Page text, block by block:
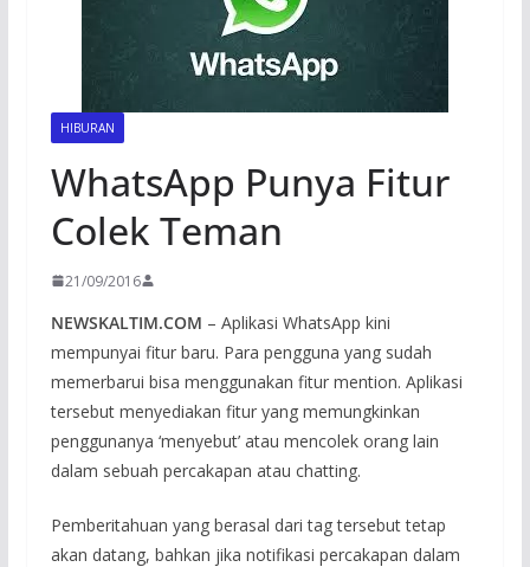
HIBURAN
WhatsApp Punya Fitur
Colek Teman
21/09/2016
NEWSKALTIM.COM – Aplikasi WhatsApp kini
mempunyai fitur baru. Para pengguna yang sudah
memerbarui bisa menggunakan fitur mention. Aplikasi
tersebut menyediakan fitur yang memungkinkan
penggunanya ‘menyebut’ atau mencolek orang lain
dalam sebuah percakapan atau chatting.
Pemberitahuan yang berasal dari tag tersebut tetap
akan datang, bahkan jika notifikasi percakapan dalam